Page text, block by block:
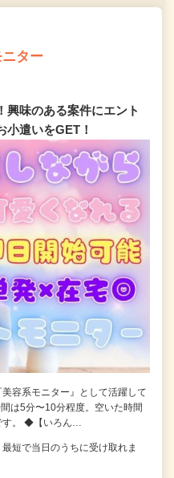
ター
興味のある案件にエント
小遣いをGET！
容系モニター』として活躍して
は5分〜10分程度。空いた時間
す。 ◆【いろん…
短で当日のうちに受け取れま